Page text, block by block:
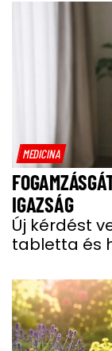
MEDICINA
IGAZSÁG
Új kérdést
tabletta és